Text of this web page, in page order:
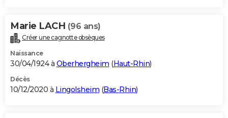
Marie LACH (96 ans)
Créer une cagnotte obsèques
Naissance
30/04/1924 à Oberhergheim (Haut-Rhin)
Décès
10/12/2020 à Lingolsheim (Bas-Rhin)